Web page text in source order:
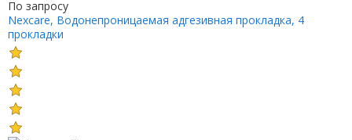
По запросу
Nexcare, Водонепроницаемая адгезивная прокладка, 4
прокладки